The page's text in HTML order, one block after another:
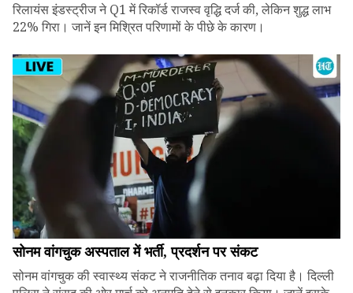
रिलायंस इंडस्ट्रीज ने Q1 में रिकॉर्ड राजस्व वृद्धि दर्ज की, लेकिन शुद्ध लाभ
22% गिरा। जानें इन मिश्रित परिणामों के पीछे के कारण।
सोनम वांगचुक अस्पताल में भर्ती, प्रदर्शन पर संकट
सोनम वांगचुक की स्वास्थ्य संकट ने राजनीतिक तनाव बढ़ा दिया है। दिल्ली